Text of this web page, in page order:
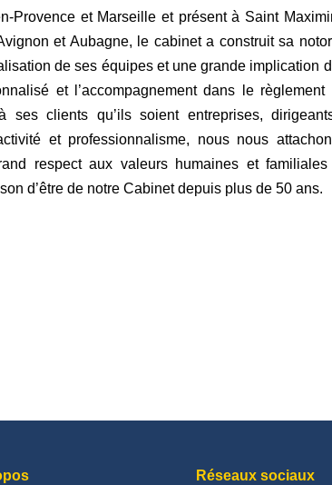
Provence et Marseille et présent à Saint
et Aubagne, le cabinet a construit sa
de ses équipes et une grande implication
et l’accompagnement dans le règlement
ses clients qu’ils soient entreprises,
et professionnalisme, nous nous
respect aux valeurs humaines et
d’être de notre Cabinet depuis plus de 50 ans.
Réseaux sociaux